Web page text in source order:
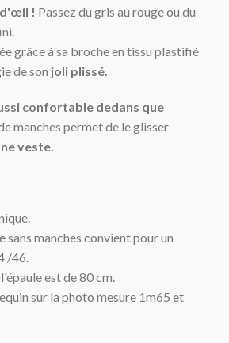
œil ! Passez du gris au rouge ou du
grâce à sa broche en tissu plastifié
de son joli plissé.
confortable dedans que
manches permet de le glisser
veste.
manches convient pour un
/46.
est de 80 cm.
sur la photo mesure 1m65 et